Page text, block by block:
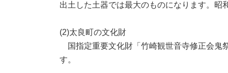
出土した土器では最大のものになります。
(2)太良町の文化財
国指定重要文化財「竹崎観世音寺修正会鬼
す。